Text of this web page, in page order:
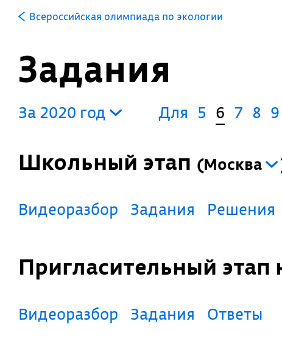
Всероссийская олимпиада по экологии
Задания
За 2020 год Для 5 6 7 8 9
Школьный этап (Москва
Видеоразбор Задания Решения
Пригласительный
Видеоразбор Задания Ответы